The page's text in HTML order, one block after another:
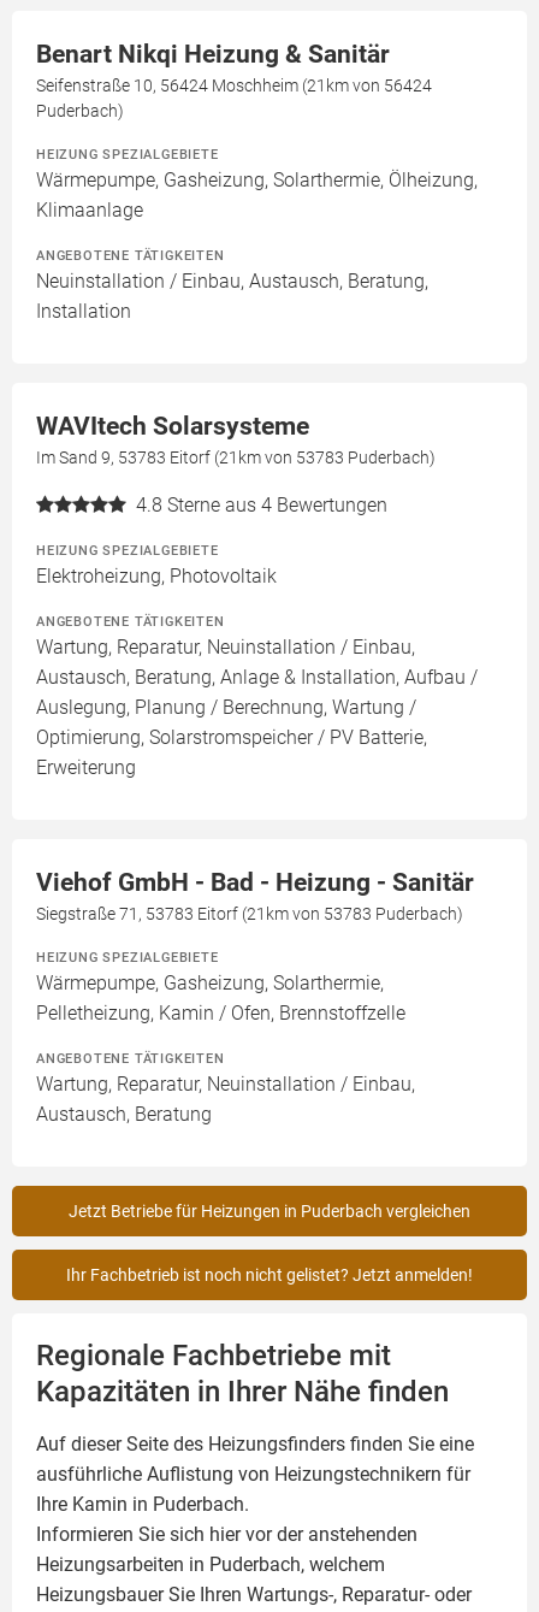
Benart Nikqi Heizung & Sanitär
Seifenstraße 10, 56424 Moschheim (21km von 56424
Puderbach)
HEIZUNG SPEZIALGEBIETE
Wärmepumpe, Gasheizung, Solarthermie, Ölheizung,
Klimaanlage
ANGEBOTENE TÄTIGKEITEN
Neuinstallation / Einbau, Austausch, Beratung,
Installation
WAVItech Solarsysteme
Im Sand 9, 53783 Eitorf (21km von 53783 Puderbach)
4.8 Sterne aus 4 Bewertungen
HEIZUNG SPEZIALGEBIETE
Elektroheizung, Photovoltaik
ANGEBOTENE TÄTIGKEITEN
Wartung, Reparatur, Neuinstallation / Einbau,
Austausch, Beratung, Anlage & Installation, Aufbau /
Auslegung, Planung / Berechnung, Wartung /
Optimierung, Solarstromspeicher / PV Batterie,
Erweiterung
Viehof GmbH - Bad - Heizung - Sanitär
Siegstraße 71, 53783 Eitorf (21km von 53783 Puderbach)
HEIZUNG SPEZIALGEBIETE
Wärmepumpe, Gasheizung, Solarthermie,
Pelletheizung, Kamin / Ofen, Brennstoffzelle
ANGEBOTENE TÄTIGKEITEN
Wartung, Reparatur, Neuinstallation / Einbau,
Austausch, Beratung
Jetzt Betriebe für Heizungen in Puderbach vergleichen
Ihr Fachbetrieb ist noch nicht gelistet? Jetzt anmelden!
Regionale Fachbetriebe mit
Kapazitäten in Ihrer Nähe finden
Auf dieser Seite des Heizungsfinders finden Sie eine
ausführliche Auflistung von Heizungstechnikern für
Ihre Kamin in Puderbach.
Informieren Sie sich hier vor der anstehenden
Heizungsarbeiten in Puderbach, welchem
Heizungsbauer Sie Ihren Wartungs-, Reparatur- oder